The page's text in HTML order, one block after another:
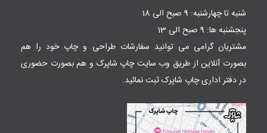
شنبه تا چهارشنبه: 9 صبح الی 18
پنجشنبه ها: 9 صبح الی 13
مشتریان گرامی می توانید سفارشات طراحی و چاپ خود را هم
بصورت آنلاین از طریق وب سایتچاپ شاپرک و هم بصورت حضوری
در دفتر اداری چاپ شاپرک ثبت نمائید.